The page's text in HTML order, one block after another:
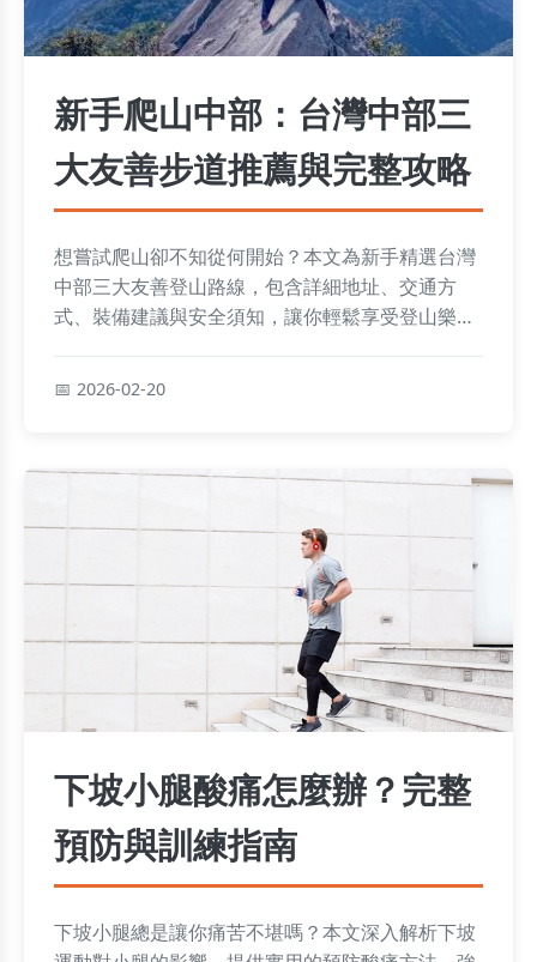
新手爬山中部：台灣中部三
大友善步道推薦與完整攻略
想嘗試爬山卻不知從何開始？本文為新手精選台灣
中部三大友善登山路線，包含詳細地址、交通方
式、裝備建議與安全須知，讓你輕鬆享受登山樂
2026-02-20
下坡小腿酸痛怎麼辦？完整
預防與訓練指南
下坡小腿總是讓你痛苦不堪嗎？本文深入解析下坡